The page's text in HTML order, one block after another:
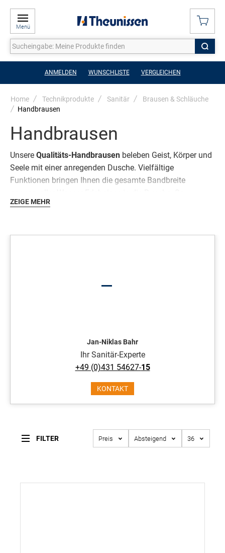
Menü
ANMELDEN WUNSCHLISTE VERGLEICHEN
Home Technikprodukte Sanitär
Brausen & Schläuche
Handbrausen
Handbrausen
Unsere Qualitäts-Handbrausen beleben Geist, Körper und
Seele mit einer anregenden Dusche. Vielfältige
Funktionen bringen Ihnen die gesamte Bandbreite
verwöhnt man sich.
ZEIGE MEHR
FILTER Preis Absteigend 36
Jan-Niklas Bahr
Ihr Sanitär-Experte
+49 (0)431 54627-15
KONTAKT